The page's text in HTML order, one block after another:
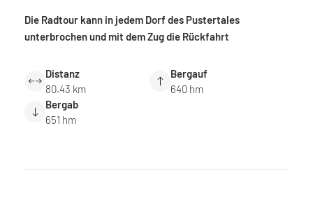
Die Radtour kann in jedem Dorf des Pustertales
unterbrochen und mit dem Zug die Rückfahrt
Distanz
80.43 km
Bergauf
640 hm
Bergab
651 hm